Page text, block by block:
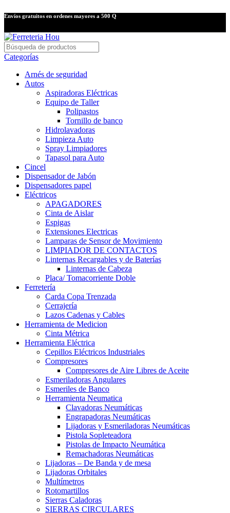
Envíos gratuitos en ordenes mayores a 500 Q
Categorías
Arnés de seguridad
Autos
Aspiradoras Eléctricas
Equipo de Taller
Polipastos
Tornillo de banco
Hidrolavadoras
Limpieza Auto
Spray Limpiadores
Tapasol para Auto
Cincel
Dispensador de Jabón
Dispensadores papel
Eléctricos
APAGADORES
Cinta de Aislar
Espigas
Extensiones Electricas
Lamparas de Sensor de Movimiento
LIMPIADOR DE CONTACTOS
Linternas Recargables y de Baterías
Linternas de Cabeza
Placa/ Tomacorriente Doble
Ferretería
Carda Copa Trenzada
Cerrajería
Lazos Cadenas y Cables
Herramienta de Medicion
Cinta Métrica
Herramienta Eléctrica
Cepillos Eléctricos Industriales
Compresores
Compresores de Aire Libres de Aceite
Esmeriladoras Angulares
Esmeriles de Banco
Herramienta Neumatica
Clavadoras Neumáticas
Engrapadoras Neumáticas
Lijadoras y Esmeriladoras Neumáticas
Pistola Sopleteadora
Pistolas de Impacto Neumática
Remachadoras Neumáticas
Lijadoras – De Banda y de mesa
Lijadoras Orbitales
Multímetros
Rotomartillos
Sierras Caladoras
SIERRAS CIRCULARES